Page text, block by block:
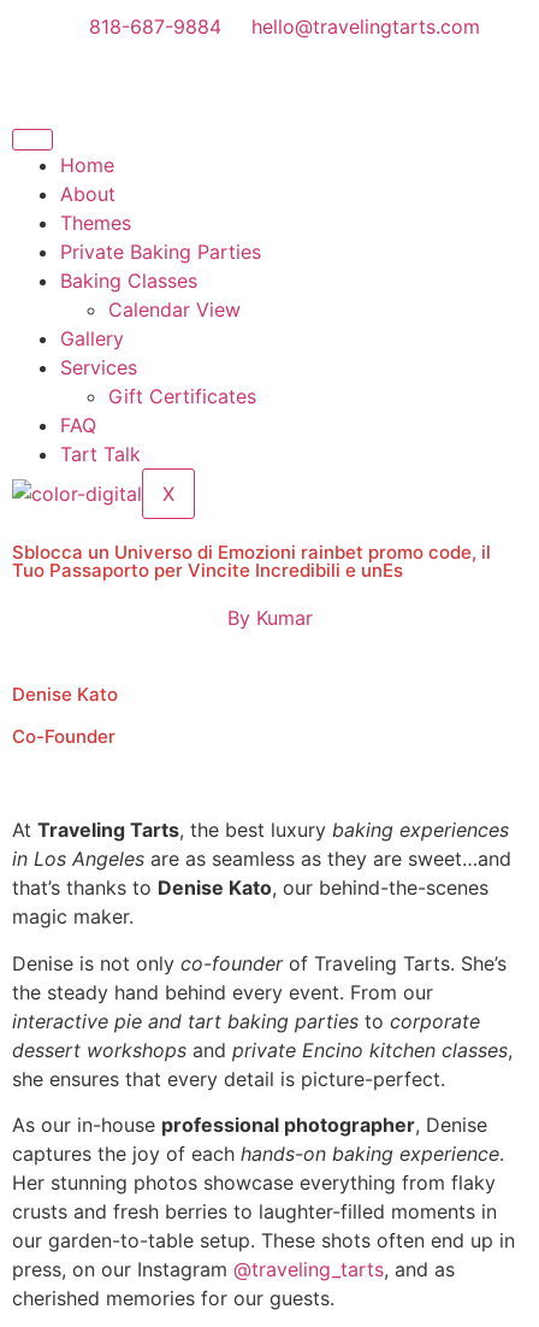
818-687-9884 hello@travelingtarts.com
Home
About
Themes
Private Baking Parties
Baking Classes
Calendar View
Gallery
Services
Gift Certificates
FAQ
Tart Talk
X
Sblocca un Universo di Emozioni rainbet promo code, il
Tuo Passaporto per Vincite Incredibili e unEs
ByKumar
Denise Kato
Co-Founder
At Traveling Tarts, the best luxury baking experiences
in Los Angeles are as seamless as they are sweet…and
that’s thanks to Denise Kato, our behind-the-scenes
magic maker.
Denise is not only co-founderof Traveling Tarts. She’s
the steady hand behind every event. From our
interactive pie and tart baking parties to corporate
dessert workshops and private Encino kitchen classes,
she ensures that every detail is picture-perfect.
As our in-house professional photographer, Denise
captures the joy of each hands-on baking experience.
Her stunning photos showcase everything from flaky
crusts and fresh berries to laughter-filled moments in
our garden-to-table setup. These shots often end up in
press, on our Instagram @traveling_tarts, and as
cherished memories for our guests.